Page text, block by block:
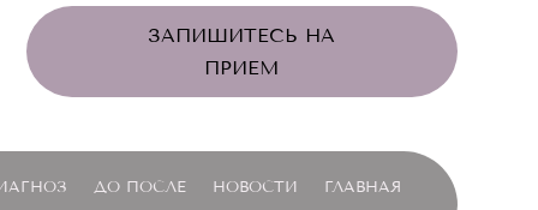
ЗАПИШИТЕСЬ НА
ПРИЕМ
ДО ПОСЛЕ НОВОСТИ ГЛАВНАЯ